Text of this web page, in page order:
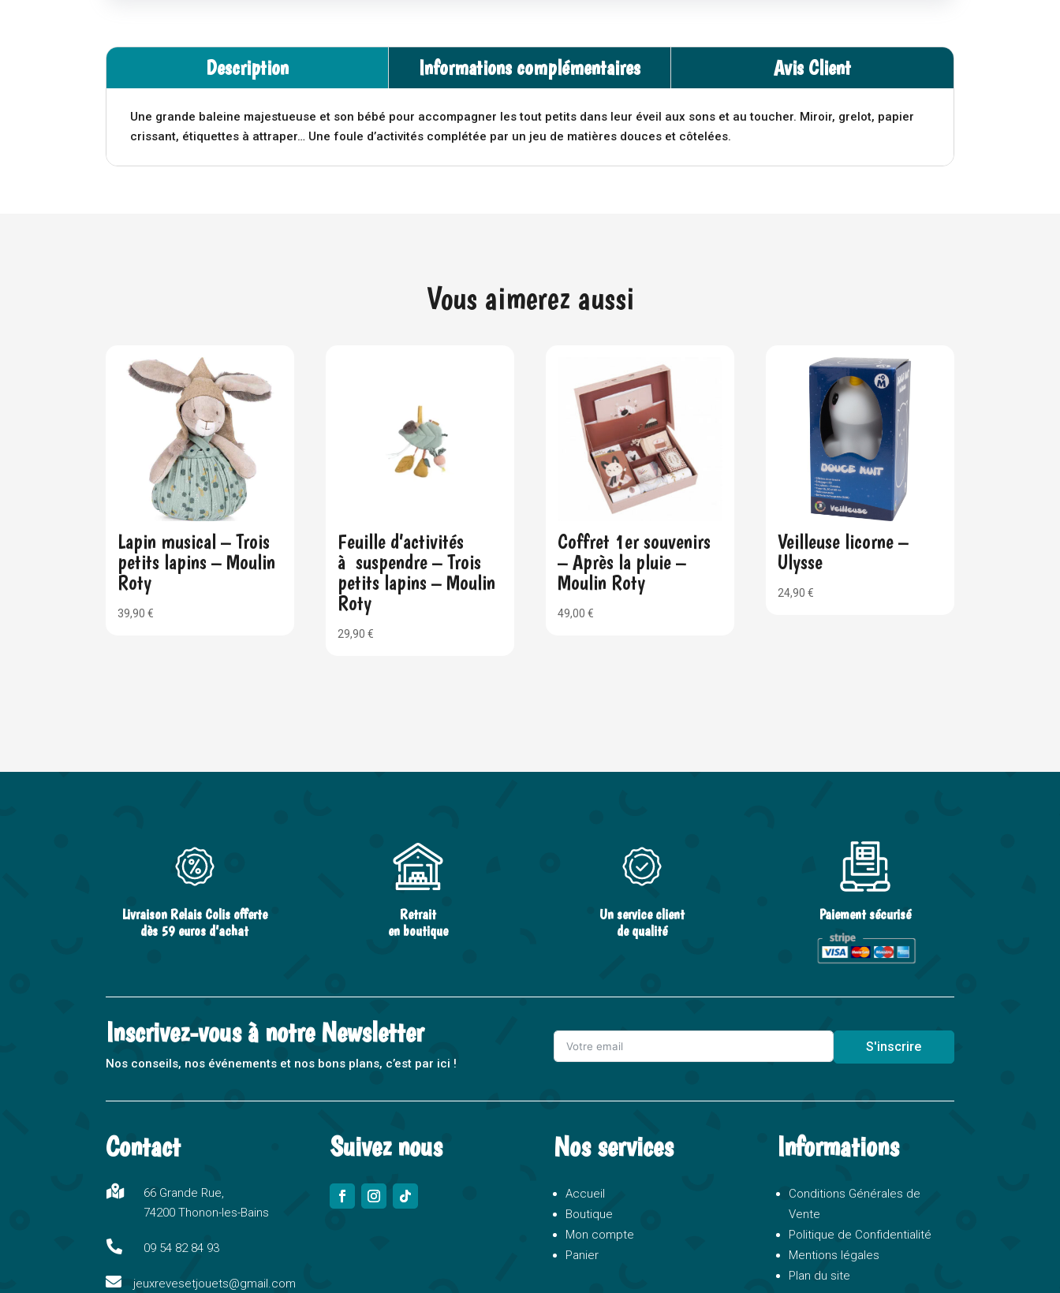
Les
aventures
de
Paulie
-
Roty
a
i
v
e
Description Informations complémentaires Avis Client
Une grande baleine majestueuse et son bébé pour accompagner les tout petits dans leur éveil aux sons et au toucher. Miroir, grelot, papier
crissant, étiquettes à attraper… Une foule d’activités complétée par un jeu de matières douces et côtelées.
Vous aimerez aussi
Lapin musical – Trois
petits lapins – Moulin
Roty
39,90€
Feuille d’activités
à suspendre – Trois
petits lapins – Moulin
Roty
29,90€
Coffret 1er souvenirs
– Après la pluie –
Moulin Roty
49,00€
Veilleuse licorne –
Ulysse
24,90€
Livraison Relais Colis offerte
dès 59 euros d’achat
Retrait
en boutique
Un service client
de qualité
Paiement sécurisé
Inscrivez-vous à notre Newsletter
Nos conseils, nos événements et nos bons plans, c’est par ici !
S'inscrire
e
Contact

66 Grande Rue,
74200 Thonon-les-Bains
 09 54 82 84 93
 jeuxrevesetjouets@gmail.com
Suivez nous Nos services
Accueil
Boutique
Mon compte
Panier
Informations
Conditions Générales de
Vente
Politique de Confidentialité
Mentions légales
Plan du site